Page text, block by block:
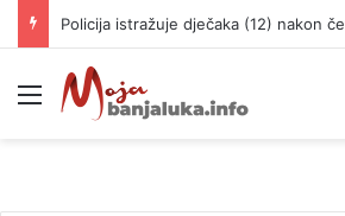
Policija istražuje dječaka (12) nakon
Meni